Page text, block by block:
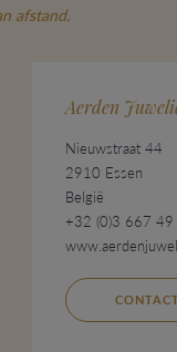
afstand.
Aerden
Nieuwstraat 44
2910 Essen
België
+32 (0)3 667